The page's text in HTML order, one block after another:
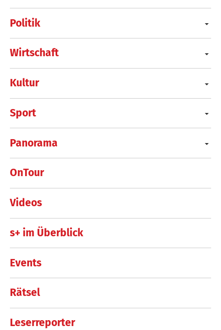
Politik
Wirtschaft
Kultur
Sport
Panorama
OnTour
Videos
s+ im Überblick
Events
Rätsel
Leserreporter